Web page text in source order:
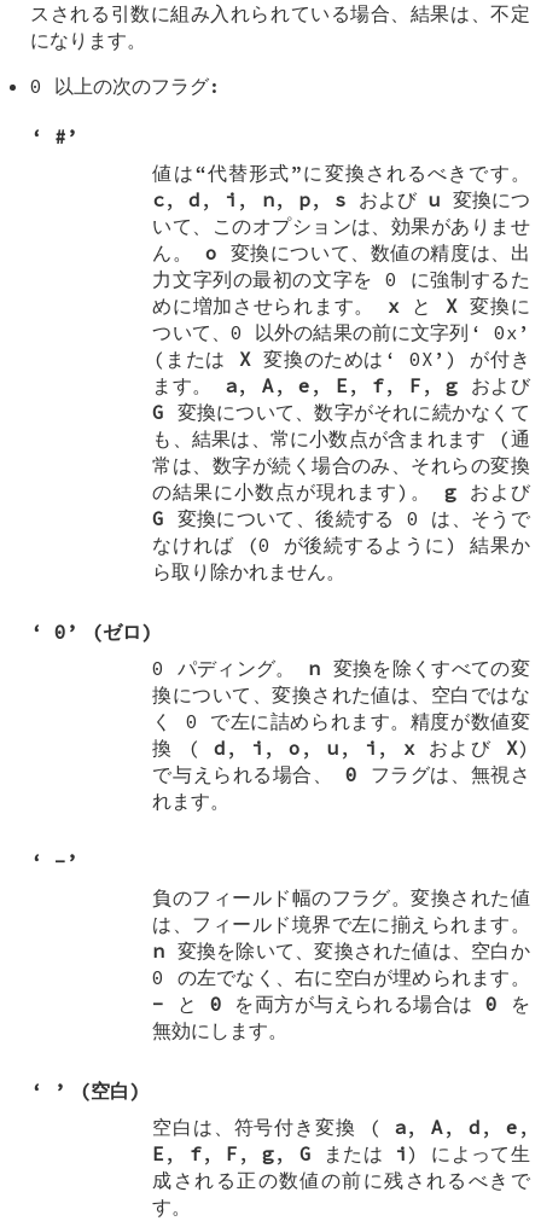
スされる引数に組み入れられている場合、結果は、不定
になります。
0 以上の次のフラグ:
‘ # ’
値は“代替形式”に変換されるべきです。
c,d , i , n, p, s および u 変換につ
いて、このオプションは、効果がありませ
ん。o 変換について、数値の精度は、出
力文字列の最初の文字を 0 に強制するた
めに増加させられます。 xと X変換に
ついて、0 以外の結果の前に文字列‘ 0x ’
(または X変換のためは‘ 0X ’) が付き
ます。 a, A,e , E , f, F ,g および
G 変換について、数字がそれに続かなくて
も、結果は、常に小数点が含まれます (通
常は、数字が続く場合のみ、それらの変換
の結果に小数点が現れます)。 gおよび
G 変換について、後続する 0 は、そうで
なければ (0 が後続するように) 結果か
ら取り除かれません。
‘0 ’ (ゼロ)
0 パディング。 n 変換を除くすべての変
換について、変換された値は、空白ではな
く 0 で左に詰められます。精度が数値変
換 ( d , i ,o , u , i , xおよび X)
で与えられる場合、0 フラグは、無視さ
れます。
‘ - ’
負のフィールド幅のフラグ。変換された値
は、フィールド境界で左に揃えられます。
n 変換を除いて、変換された値は、空白か
0 の左でなく、右に空白が埋められます。
- と 0 を両方が与えられる場合は0 を
無効にします。
‘ ’ (空白)
空白は、符号付き変換 ( a,A, d , e ,
E , f, F ,g, G または i ) によって生
成される正の数値の前に残されるべきで
す。